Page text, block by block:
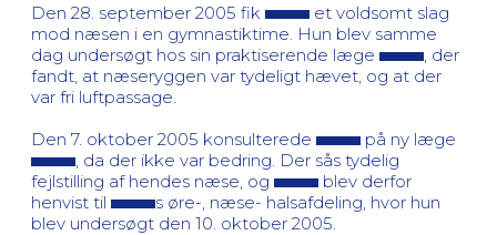
Den 28. september 2005 fik
et voldsomt slag
mod næsen i en gymnastiktime. Hun blev samme
dag undersøgt hos sin praktiserende læge
, der
fandt, at næseryggen var tydeligt hævet, og at der
var fri luftpassage.
Den 7. oktober 2005 konsulterede
på ny læge
, da der ikke var bedring. Der sås tydelig
fejlstilling af hendes næse, og
blev derfor
henvist til
s øre-, næse- halsafdeling, hvor hun
blev undersøgt den 10. oktober 2005.